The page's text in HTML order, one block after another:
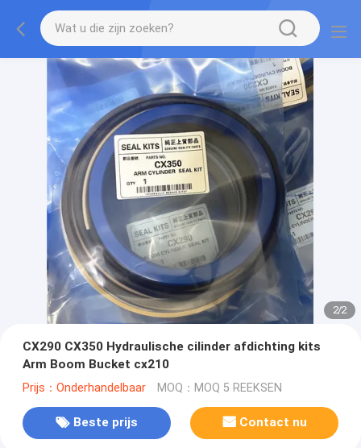
2/2
CX290 CX350 Hydraulische cilinder afdichting kits
Arm Boom Bucket cx210
Prijs：Onderhandelbaar MOQ：MOQ 5 REEKSEN
Beste prijs Contact nu